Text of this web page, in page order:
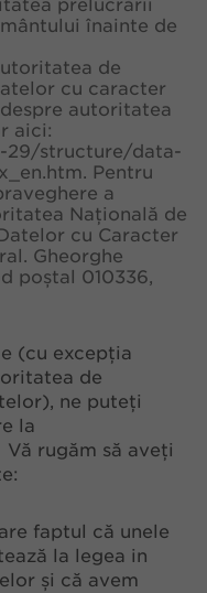
prelucrării
înainte de
de
cu caracter
autoritatea
aici:
29/structure/data-
. Pentru
a
Națională de
cu Caracter
Gheorghe
poștal 010336,
(cu excepția
de
ne puteți
la
Vă rugăm să aveți
faptul că unele
la legea in
și că avem